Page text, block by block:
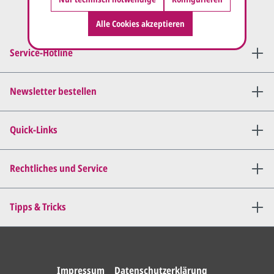
Service-Hotline
Rechtliches und Service
Tipps & Tricks
Quick-Links
Newsletter bestellen
Impressum Datenschutzerklärung
Alle Cookies akzeptieren